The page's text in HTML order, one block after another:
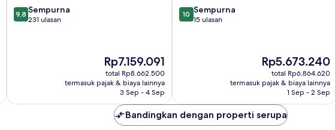
9.8
dari
9,8 Sempurna
231 ulasan
Harga
sekarang
Rp7.159.091
Rp7.159.091
total Rp8.662.500
termasuk pajak & biaya lainnya
3 Sep - 4 Sep
10.0
dari
10 Sempurna
15 ulasan
Harga
sekarang
Rp5.673.240
Rp5.673.240
total Rp6.864.620
termasuk pajak & biaya lainnya
1 Sep - 2 Sep
Bandingkan dengan properti serupa